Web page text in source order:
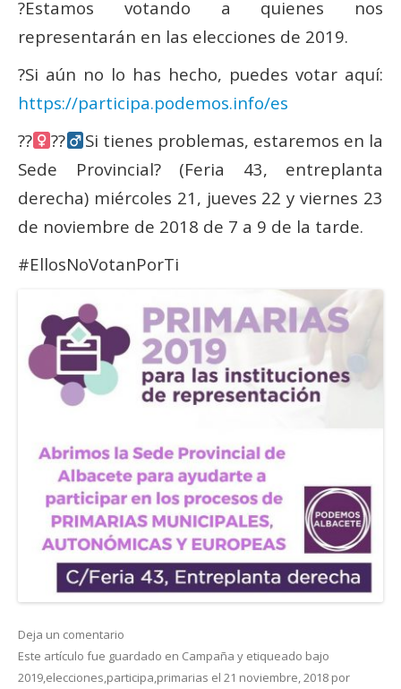
Actas Asamblea Ciudadana
Contacto
Financiación
Participa con Podemos en Albacete
?Estamos votando a quienes nos
representarán en las elecciones de 2019.
?Si aún no lo has hecho, puedes votar aquí:
https://participa.podemos.info/es
??‍
??‍
Si tienes problemas, estaremos en la
Sede Provincial? (Feria 43, entreplanta
derecha) miércoles 21, jueves 22 y viernes 23
de noviembre de 2018 de 7 a 9 de la tarde.
#EllosNoVotanPorTi
Deja un comentario
Este artículo fue guardado en Campaña y etiqueado bajo
2019,elecciones,participa,primarias el 21 noviembre, 2018 por